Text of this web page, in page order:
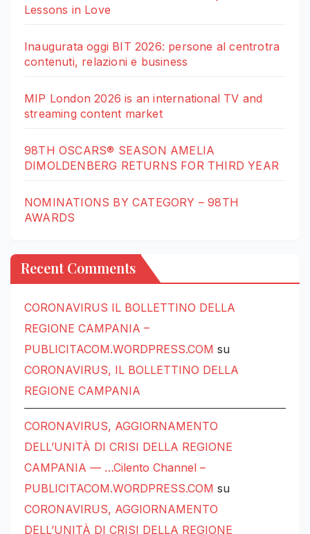
Lessons in Love
Inaugurata oggi BIT 2026: persone al centrotra
contenuti, relazioni e business
MIP London 2026 is an international TV and
streaming content market
98TH OSCARS® SEASON AMELIA
DIMOLDENBERG RETURNS FOR THIRD YEAR
NOMINATIONS BY CATEGORY – 98TH
AWARDS
Recent Comments
CORONAVIRUS IL BOLLETTINO DELLA
REGIONE CAMPANIA –
PUBLICITACOM.WORDPRESS.COM su
CORONAVIRUS, IL BOLLETTINO DELLA
REGIONE CAMPANIA
CORONAVIRUS, AGGIORNAMENTO
DELL’UNITÀ DI CRISI DELLA REGIONE
CAMPANIA — …Cilento Channel –
PUBLICITACOM.WORDPRESS.COM su
CORONAVIRUS, AGGIORNAMENTO
DELL’UNITÀ DI CRISI DELLA REGIONE